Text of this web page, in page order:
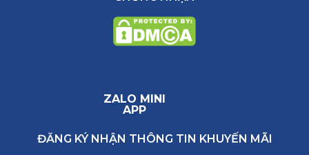
ZALO MINI
APP
ĐĂNG KÝ NHẬN THÔNG TIN KHUYẾN MÃI